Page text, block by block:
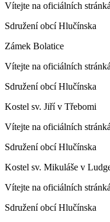
Vítejte na oficiálních
Sdružení obcí Hlučínska
Zámek Bolatice
Vítejte na oficiálních
Sdružení obcí Hlučínska
Kostel sv. Jiří v Třebomi
Vítejte na oficiálních
Sdružení obcí Hlučínska
Kostel sv. Mikuláše v
Vítejte na oficiálních
Sdružení obcí Hlučínska